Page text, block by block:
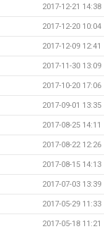
2017-12-21 14:38
2017-12-20 10:04
2017-12-09 12:41
2017-11-30 13:09
2017-10-20 17:06
2017-09-01 13:35
2017-08-25 14:11
2017-08-22 12:26
2017-08-15 14:13
2017-07-03 13:39
2017-05-29 11:33
2017-05-18 11:21